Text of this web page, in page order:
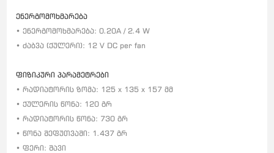
ენერგომოხმარება
• ენერგომოხმარება: 0.20A / 2.4 W
• ძაბვა (ქულერი): 12 V DC per fan
ფიზიკური პარამეტრები
• რადიატორის ზომა: 125 x 135 x 157 მმ
• ქულერის წონა: 120 გრ
• რადიატორის წონა: 730 გრ
• წონა შეფუთვაში: 1.437 გრ
• ფერი: შავი